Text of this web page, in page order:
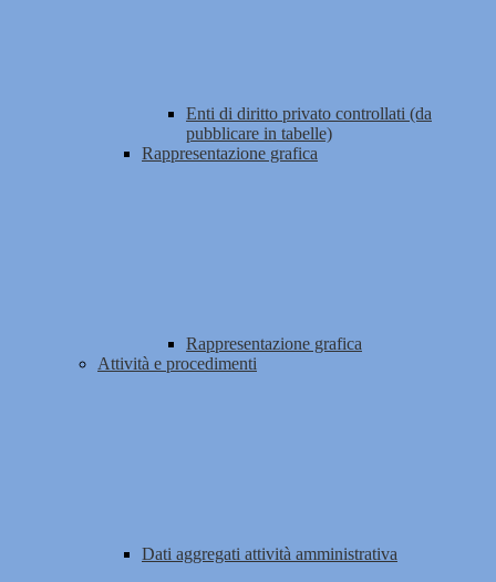
Enti di diritto privato controllati (da
pubblicare in tabelle)
Rappresentazione grafica
Rappresentazione grafica
Attività e procedimenti
Dati aggregati attività amministrativa